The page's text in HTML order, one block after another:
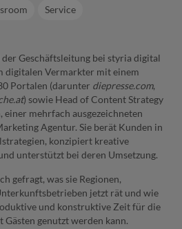
Service
Geschäftsleitung bei styria digital
digitalen Vermarkter mit einem
Portalen (darunter diepresse.com,
) sowie Head of Content Strategy
mehrfach ausgezeichneten
Agentur. Sie berät Kunden in
konzipiert kreative
unterstützt bei deren Umsetzung.
gefragt, was sie Regionen,
jetzt rät und wie
und konstruktive Zeit für die
genutzt werden kann.